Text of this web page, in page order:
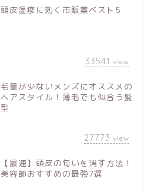
頭皮湿疹に効く市販薬ベスト5
33541 view
毛量が少ないメンズにオススメの
ヘアスタイル！薄毛でも似合う髪
型
27773 view
【最速】頭皮の匂いを消す方法！
美容師おすすめの最強7選